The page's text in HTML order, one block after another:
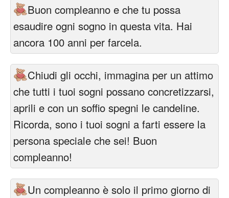
Buon compleanno e che tu possa
esaudire ogni sogno in questa vita. Hai
ancora 100 anni per farcela.
Chiudi gli occhi, immagina per un attimo
che tutti i tuoi sogni possano concretizzarsi,
aprili e con un soffio spegni le candeline.
Ricorda, sono i tuoi sogni a farti essere la
persona speciale che sei! Buon
compleanno!
Un compleanno è solo il primo giorno di